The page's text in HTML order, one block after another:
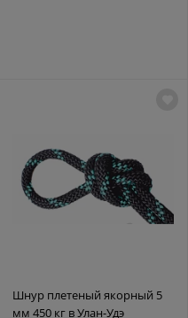
Шнур плетеный якорный 5
мм 450 кг в Улан-Удэ